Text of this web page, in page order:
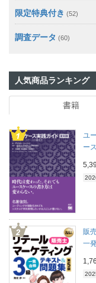
限定特典付き (52)
調査データ (60)
人気商品ランキング
書籍
ユ
ー
販
一